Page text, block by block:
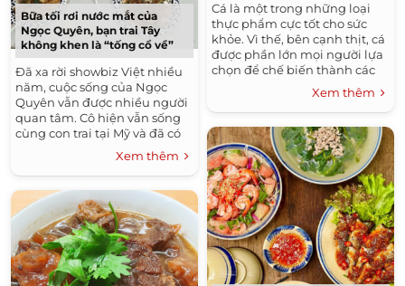
Bữa tối rơi nước mắt của
Ngọc Quyên, bạn trai Tây
không khen là “tống cổ về”
Đã xa rời showbiz Việt nhiều
năm, cuộc sống của Ngọc
Quyên vẫn được nhiều người
quan tâm. Cô hiện vẫn sống
cùng con trai tại Mỹ và đã có
bạn trai mới. Người đẹp sinh
Xem thêm
Cá là một trong những loại
thực phẩm cực tốt cho sức
khỏe. Vì thế, bên cạnh thịt, cá
được phần lớn mọi người lựa
chọn để chế biến thành các
món ăn cho gia đình. Có
Xem thêm